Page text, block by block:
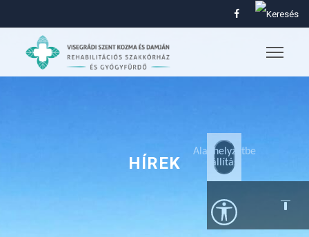
HÍREK
Alaphelyzetbe
állítás